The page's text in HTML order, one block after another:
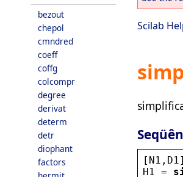
bezout
chepol
cmndred
coeff
coffg
colcompr
degree
derivat
determ
detr
diophant
factors
Scilab
simp
[ N1 , D1
H1
=